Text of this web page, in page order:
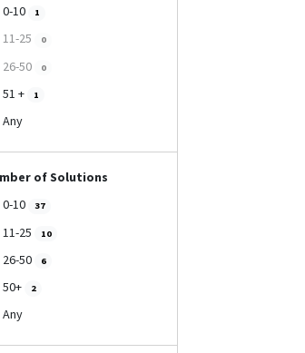
0-10
1
11-25 0
26-50 0
51 + 1
Any
of Solutions
0-10
37
11-25 10
26-50 6
50+ 2
Any